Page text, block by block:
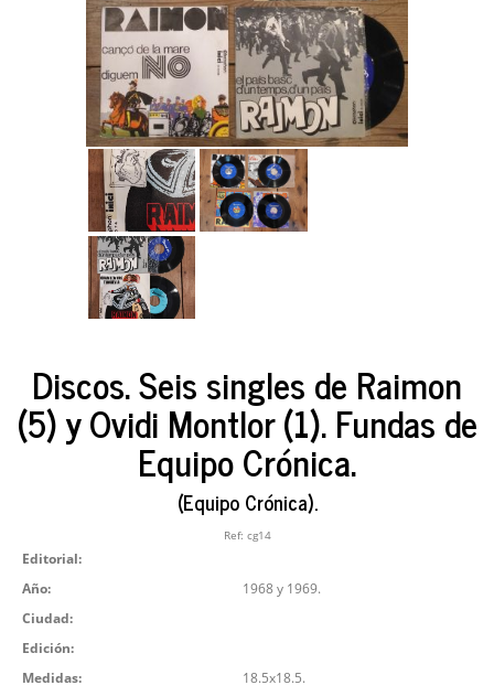
Discos. Seis singles de Raimon
(5) y Ovidi Montlor (1). Fundas de
Equipo Crónica.
(Equipo Crónica).
Ref: cg14
Editorial:
Año:
1968 y 1969.
Ciudad:
Edición:
Medidas:
18.5x18.5.